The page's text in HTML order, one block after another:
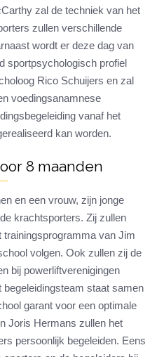
zal de techniek van het
zullen verschillende
wordt er deze dag van
sportpsychologisch profiel
Rico Schuijers en zal
voedingsanamnese
vanaf het
kan worden.
8 maanden
en een vrouw, zijn jonge
krachtsporters. Zij zullen
trainingsprogramma van Jim
volgen. Ook zullen zij de
bij powerliftverenigingen
begeleidingsteam staat samen
garant voor een optimale
Joris Hermans zullen het
persoonlijk begeleiden. Eens